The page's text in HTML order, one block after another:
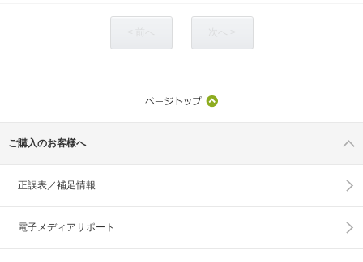
ご購入のお客様へ
正誤表／補足情報
電子メディアサポート